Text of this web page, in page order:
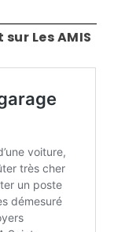
Les AMIS